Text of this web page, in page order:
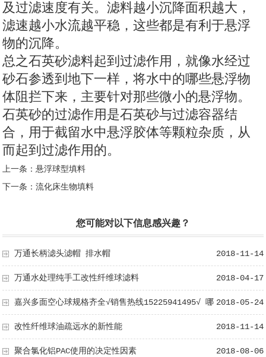
及过滤速度有关。滤料越小沉降面积越大，
滤速越小水流越平稳，这些都是有利于悬浮
物的沉降。
总之石英砂滤料起到过滤作用，就像水经过
砂石参透到地下一样，将水中的哪些悬浮物
体阻拦下来，主要针对那些微小的悬浮物。
石英砂的过滤作用是石英砂与过滤容器结
合，用于截留水中悬浮胶体等颗粒杂质，从
而起到过滤作用的。
上一条：悬浮球型填料
下一条：流化床生物填料
您可能对以下信息感兴趣？
2018-11-14
万通长柄滤头滤帽 排水帽
2018-04-17
万通水处理纯手工改性纤维球滤料
2018-05-24
嘉兴多面空心球规格齐全√销售热线15225941495√ 哪
家好 选万通 2018-11-14
改性纤维球油疏远水的新性能
2018-08-06
聚合氯化铝PAC使用的决定性因素